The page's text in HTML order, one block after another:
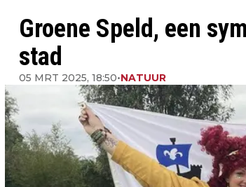
Groene Speld, een
stad
05 MRT 2025, 18:50•NATUUR